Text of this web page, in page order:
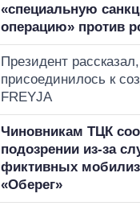
«специальную
операцию» против
Президент
присоединилось к
FREYJA
Чиновникам ТЦК
подозрении из-за
фиктивных
«Оберег»